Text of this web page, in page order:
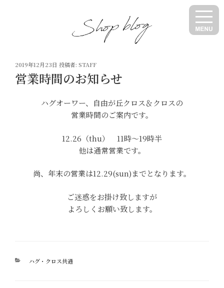
投
稿
日:
2019年12月23日 投稿者: STAFF
営業時間のお知らせ
ハグオーワー、自由が丘クロス＆クロスの
営業時間のご案内です。
12.26（thu） 11時～19時半
他は通常営業です。
尚、年末の営業は12.29(sun)までとなります。
ご迷惑をお掛け致しますが
よろしくお願い致します。
カ
ハグ・クロス共通